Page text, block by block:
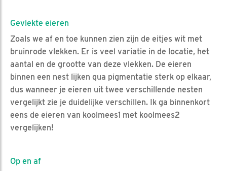
Gevlekte eieren
Zoals we af en toe kunnen zien zijn de eitjes wit met
bruinrode vlekken. Er is veel variatie in de locatie, het
aantal en de grootte van deze vlekken. De eieren
binnen een nest lijken qua pigmentatie sterk op elkaar,
dus wanneer je eieren uit twee verschillende nesten
vergelijkt zie je duidelijke verschillen. Ik ga binnenkort
eens de eieren van koolmees1 met koolmees2
vergelijken!
Op en af